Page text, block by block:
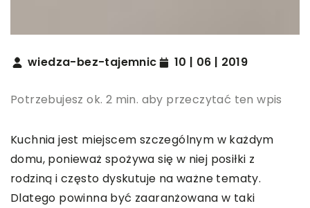
wiedza-bez-tajemnic 10 | 06 | 2019
Potrzebujesz ok. 2 min. aby przeczytać ten wpis
Kuchnia jest miejscem szczególnym w każdym
domu, ponieważ spożywa się w niej posiłki z
rodziną i często dyskutuje na ważne tematy.
Dlatego powinna być zaaranżowana w taki